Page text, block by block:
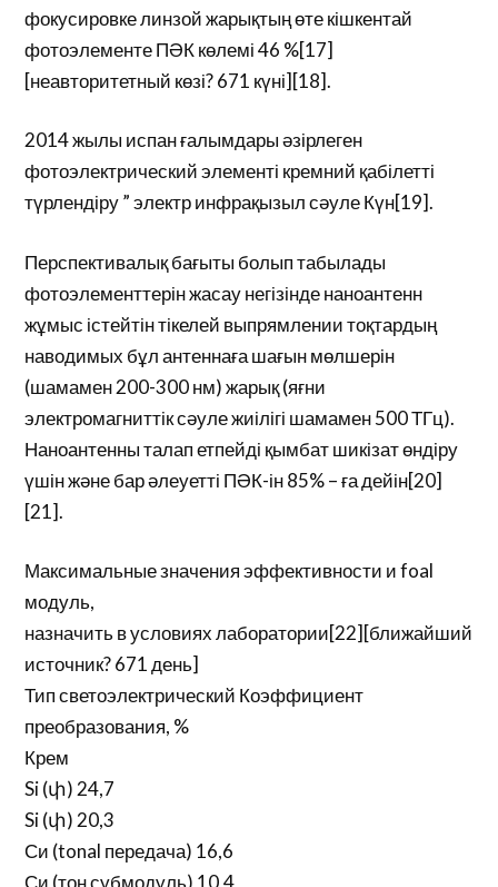
фокусировке линзой жарықтың өте кішкентай
фотоэлементе ПӘК көлемі 46 %[17]
[неавторитетный көзі? 671 күні][18].
2014 жылы испан ғалымдары әзірлеген
фотоэлектрический элементі кремний қабілетті
түрлендіру ” электр инфрақызыл сәуле Күн[19].
Перспективалық бағыты болып табылады
фотоэлементтерін жасау негізінде наноантенн
жұмыс істейтін тікелей выпрямлении тоқтардың
наводимых бұл антеннаға шағын мөлшерін
(шамамен 200-300 нм) жарық (яғни
электромагниттік сәуле жиілігі шамамен 500 ТГц).
Наноантенны талап етпейді қымбат шикізат өндіру
үшін және бар әлеуетті ПӘК-ін 85% – ға дейін[20]
[21].
Максимальные значения эффективности и foal
модуль,
назначить в условиях лаборатории[22][ближайший
источник? 671 день]
Тип светоэлектрический Коэффициент
преобразования, %
Крем
Si (փ) 24,7
Si (փ) 20,3
Си (tonal передача) 16,6
Си (тон субмодуль) 10,4